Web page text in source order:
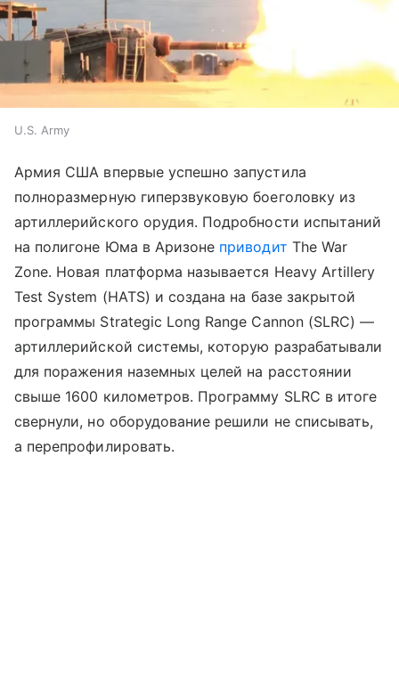
U.S. Army
Армия США впервые успешно запустила
полноразмерную гиперзвуковую боеголовку из
артиллерийского орудия. Подробности испытаний
на полигоне Юма в Аризоне приводит The War
Zone. Новая платформа называется Heavy Artillery
Test System (HATS) и создана на базе закрытой
программы Strategic Long Range Cannon (SLRC) —
артиллерийской системы, которую разрабатывали
для поражения наземных целей на расстоянии
свыше 1600 километров. Программу SLRC в итоге
свернули, но оборудование решили не списывать,
а перепрофилировать.